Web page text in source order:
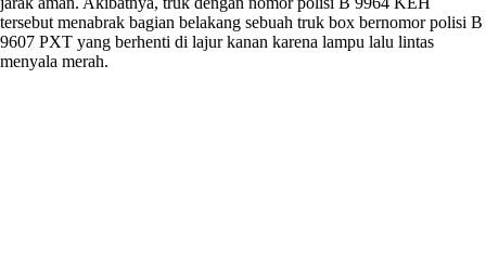
tersebut menabrak bagian belakang sebuah truk box bernomor polisi B
9607 PXT yang berhenti di lajur kanan karena lampu lalu lintas
menyala merah.